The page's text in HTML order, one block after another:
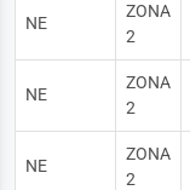
NE
ZONA
2
NE
ZONA
2
NE
ZONA
2